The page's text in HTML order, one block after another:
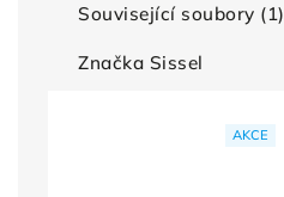
Související soubory (1)
Značka Sissel
AKCE